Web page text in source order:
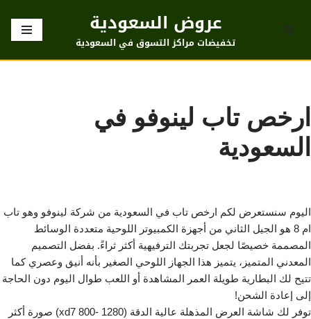
تخطى
عروض السعودية
تخفيضات مراكز التسوق في السعودية
ارخص تاب لينوفو في
السعودية
اليوم سنستعرض لكم ارخص تاب في السعودية من شركة لينوفو وهو تاب
ام 8 هو الجيل الثاني من أجهزة الكمبيوتر اللوحية متعددة الوسائط
المصممة خصيصًا لجعل تجربتك الترفيهية أكثر ثراءً. بفضل التصميم
المعدني المتميز، يتميز هذا الجهاز اللوحي الصغير بأنه أنيق وعصري كما
تتيح لك البطارية طويلة العمر المشاهدة أو اللعب طوال اليوم دون الحاجة
إلى إعادة الشحن!
توفر لك شاشة العرض المذهلة عالية الدقة (1280 -xd7 800) صورة أكثر